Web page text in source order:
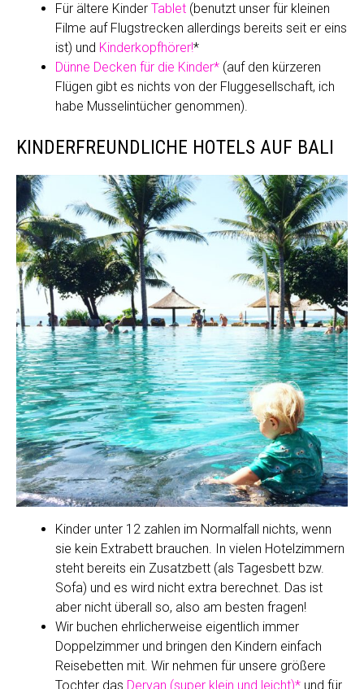
Für ältere Kinder Tablet (benutzt unser für kleinen
Filme auf Flugstrecken allerdings bereits seit er eins
ist) und Kinderkopfhörer!*
Dünne Decken für die Kinder* (auf den kürzeren
Flügen gibt es nichts von der Fluggesellschaft, ich
habe Musselintücher genommen).
KINDERFREUNDLICHE HOTELS AUF BALI
Kinder unter 12 zahlen im Normalfall nichts, wenn
sie kein Extrabett brauchen. In vielen Hotelzimmern
steht bereits ein Zusatzbett (als Tagesbett bzw.
Sofa) und es wird nicht extra berechnet. Das ist
aber nicht überall so, also am besten fragen!
Wir buchen ehrlicherweise eigentlich immer
Doppelzimmer und bringen den Kindern einfach
Reisebetten mit. Wir nehmen für unsere größere
Tochter das Deryan (super klein und leicht)* und für